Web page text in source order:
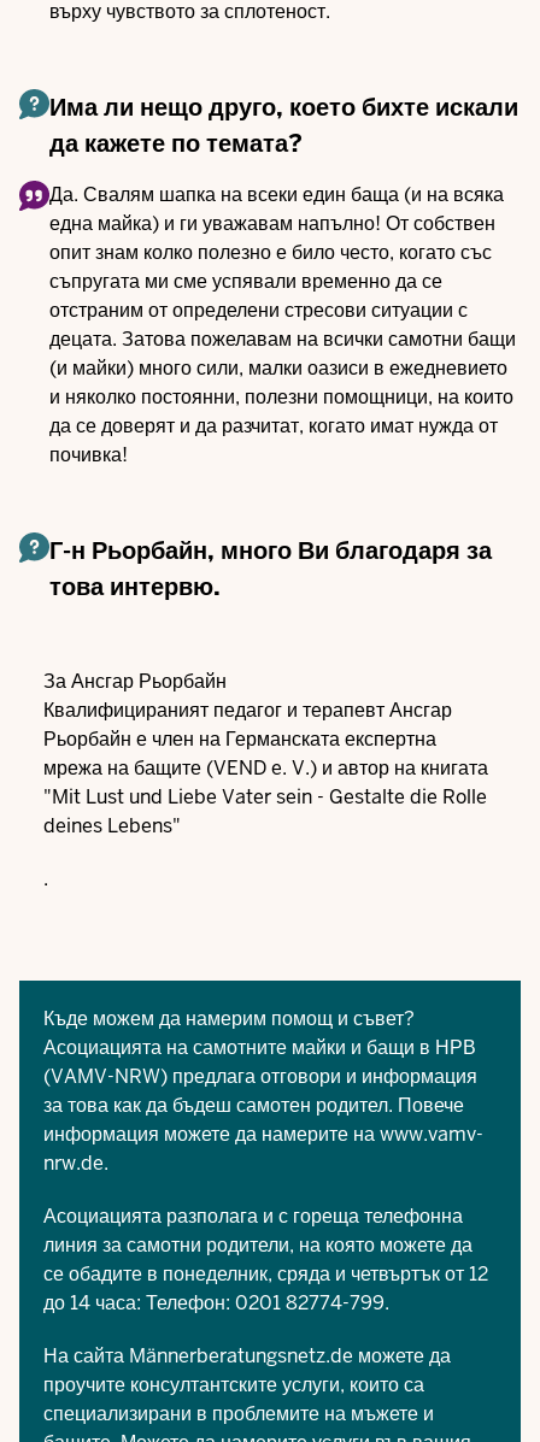
върху чувството за сплотеност.
Има ли нещо друго, което бихте искали
да кажете по темата?
Да. Свалям шапка на всеки един баща (и на всяка
една майка) и ги уважавам напълно! От собствен
опит знам колко полезно е било често, когато със
съпругата ми сме успявали временно да се
отстраним от определени стресови ситуации с
децата. Затова пожелавам на всички самотни бащи
(и майки) много сили, малки оазиси в ежедневието
и няколко постоянни, полезни помощници, на които
да се доверят и да разчитат, когато имат нужда от
почивка!
Г-н Рьорбайн, много Ви благодаря за
това интервю.
За Ансгар Рьорбайн
Квалифицираният педагог и терапевт Ансгар
Рьорбайн е член на Германската експертна
мрежа на бащите (VEND e. V.) и автор на книгата
"Mit Lust und Liebe Vater sein - Gestalte die Rolle
deines Lebens"
.
Къде можем да намерим помощ и съвет?
Асоциацията на самотните майки и бащи в НРВ
(VAMV-NRW) предлага отговори и информация
за това как да бъдеш самотен родител. Повече
информация можете да намерите наwww.vamv-
nrw.de.
Асоциацията разполага и с гореща телефонна
линия за самотни родители, на която можете да
се обадите в понеделник, сряда и четвъртък от 12
до 14 часа: Телефон: 0201 82774-799.
На сайта Männerberatungsnetz.de можете да
проучите консултантските услуги, които са
специализирани в проблемите на мъжете и